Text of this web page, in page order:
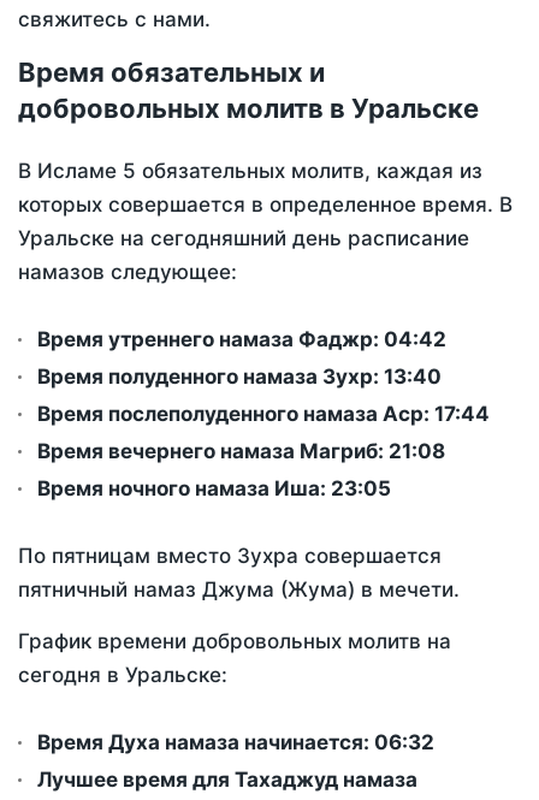
свяжитесь с нами.
Время обязательных и
добровольных молитв в Уральске
В Исламе 5 обязательных молитв, каждая из
которых совершается в определенное время. В
Уральске на сегодняшний день расписание
намазов следующее:
Время утреннего намаза Фаджр: 04:42
Время полуденного намаза Зухр: 13:40
Время послеполуденного намаза Аср: 17:44
Время вечернего намаза Магриб: 21:08
Время ночного намаза Иша: 23:05
По пятницам вместо Зухра совершается
пятничный намаз Джума (Жума) в мечети.
График времени добровольных молитв на
сегодня в Уральске:
Время Духа намаза начинается: 06:32
Лучшее время для Тахаджуд намаза